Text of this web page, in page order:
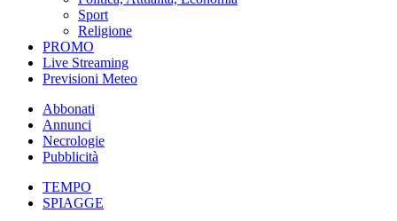
Sport
Religione
PROMO
Live Streaming
Previsioni Meteo
Abbonati
Annunci
Necrologie
Pubblicità
TEMPO
SPIAGGE